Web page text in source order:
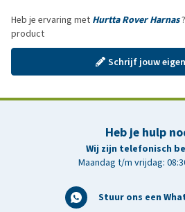
Heb je ervaring met Hurtta Rover Harnas
product
Schrijf jouw
Heb je hulp
Wij zijn telefonisch
Maandag t/m vrijdag:
Stuur ons een